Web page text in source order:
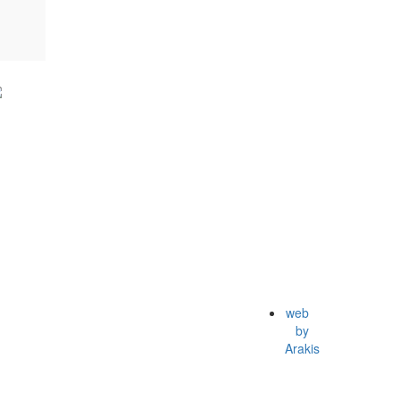
web
by
Arakis